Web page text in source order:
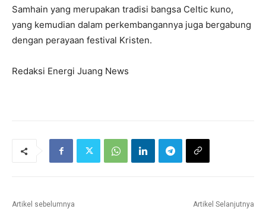
Samhain yang merupakan tradisi bangsa Celtic kuno,
yang kemudian dalam perkembangannya juga bergabung
dengan perayaan festival Kristen.
Redaksi Energi Juang News
Artikel sebelumnya Artikel Selanjutnya